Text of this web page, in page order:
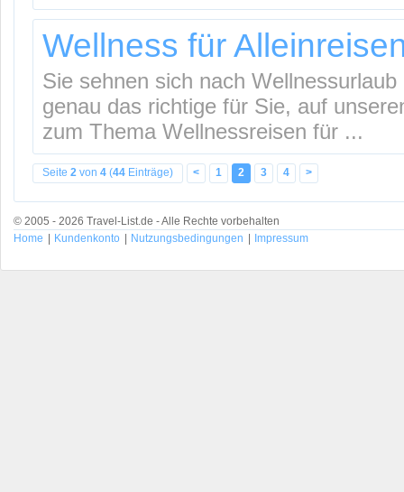
Wellness für
Sie sehnen sich nach
genau das richtige für Sie, auf
zum Thema Wellnessreisen für ...
Seite 2 von 4 (44 Einträge) < 1 2 3 4 >
© 2005 - 2026 Travel-List.de - Alle Rechte vorbehalten
Home
Kundenkonto Nutzungsbedingungen Impressum